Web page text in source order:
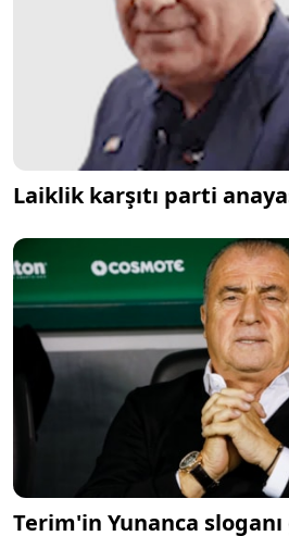
Laiklik karşıtı parti
Terim'in Yunanca